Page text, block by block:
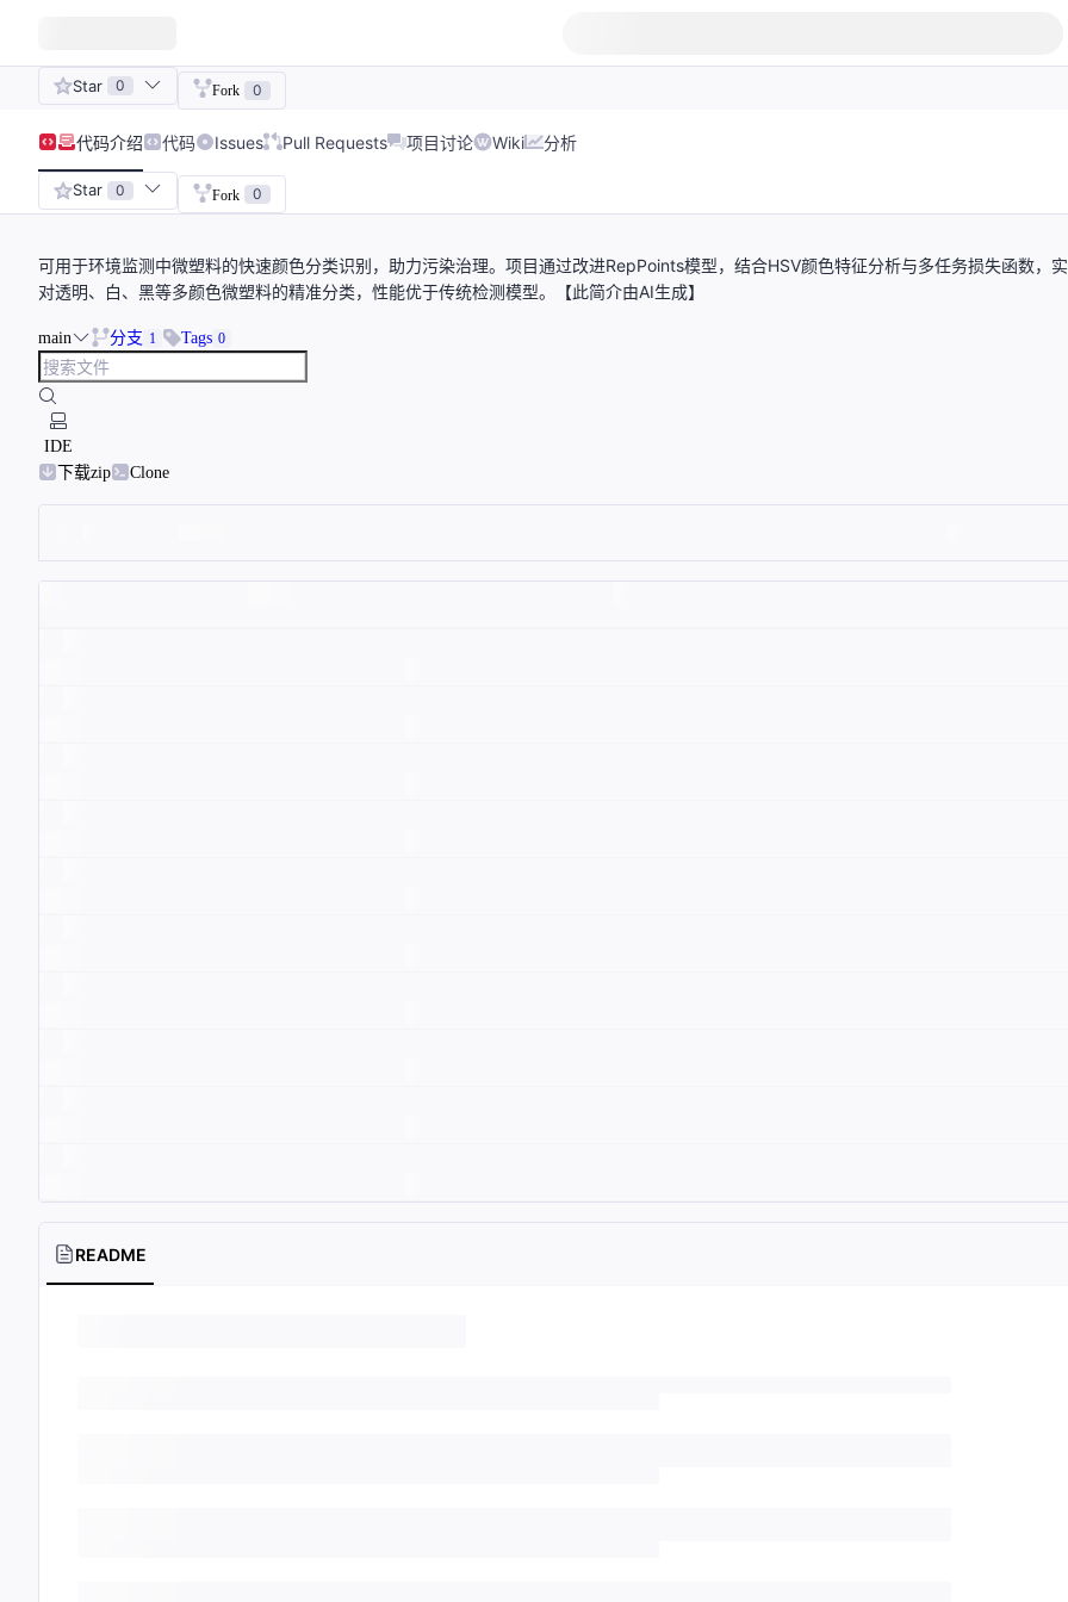
Star 0 Fork 0
代码介绍 代码 Issues Pull Requests 项目讨论 Wiki 分析
Star 0 Fork 0
可用于环境监测中微塑料的快速颜色分类识别，助力污染治理。项目通过改进RepPoints模型，结合HSV颜色特征分析与多任务损失函数，
对透明、白、黑等多颜色微塑料的精准分类，性能优于传统检测模型。【此简介由AI生成】
main 分支 1 Tags 0
IDE
下载zip
Clone
README